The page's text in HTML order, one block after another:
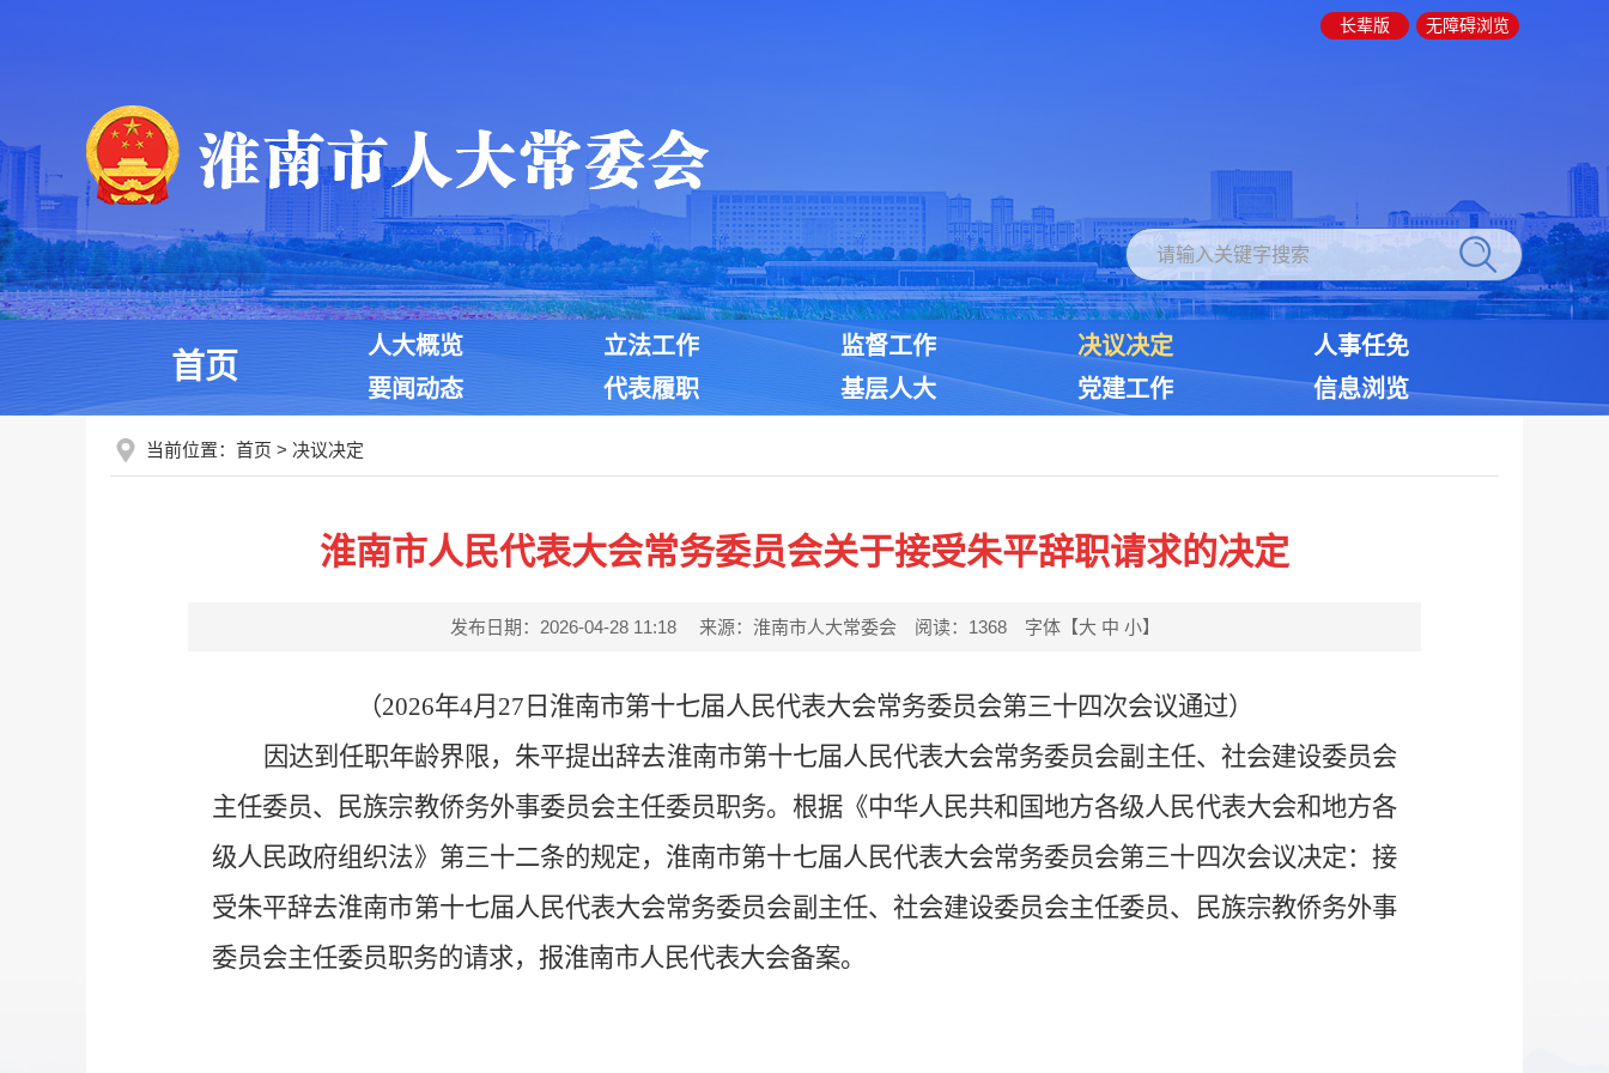
长辈版 无障碍浏览
首页
人大概览 立法工作 监督工作 决议决定
人事任免
要闻动态
代表履职 基层人大 党建工作 信息浏览
当前位置： 首页 > 决议决定
淮南市人民代表大会常务委员会关于接受朱平辞职请求的决定
发布日期：2026-04-28 11:18 来源：淮南市人大常委会 阅读： 1368 字体【大 中 小】
（2026年4月27日淮南市第十七届人民代表大会常务委员会第三十四次会议通过）
因达到任职年龄界限，朱平提出辞去淮南市第十七届人民代表大会常务委员会副主任、社会建设委员会
主任委员、民族宗教侨务外事委员会主任委员职务。根据《中华人民共和国地方各级人民代表大会和地方各
级人民政府组织法》第三十二条的规定，淮南市第十七届人民代表大会常务委员会第三十四次会议决定：接
受朱平辞去淮南市第十七届人民代表大会常务委员会副主任、社会建设委员会主任委员、民族宗教侨务外事
委员会主任委员职务的请求，报淮南市人民代表大会备案。